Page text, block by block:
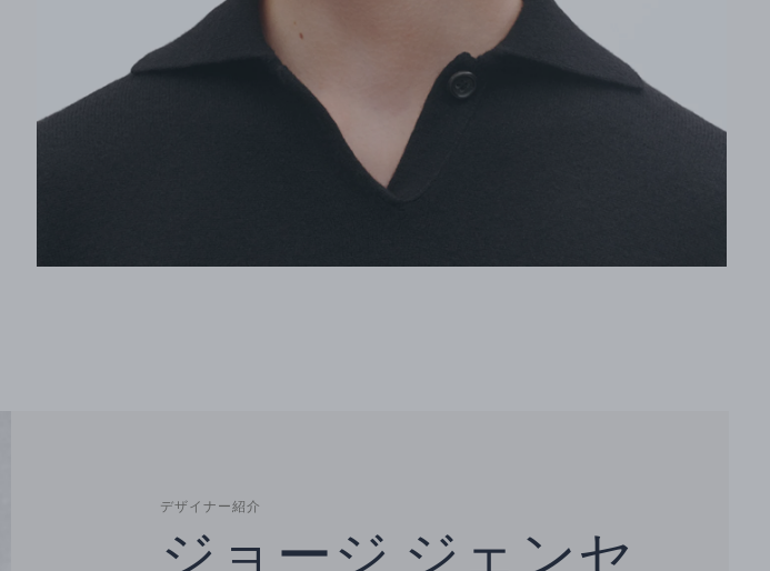
デザイナー紹介
ジョージ ジェンセ